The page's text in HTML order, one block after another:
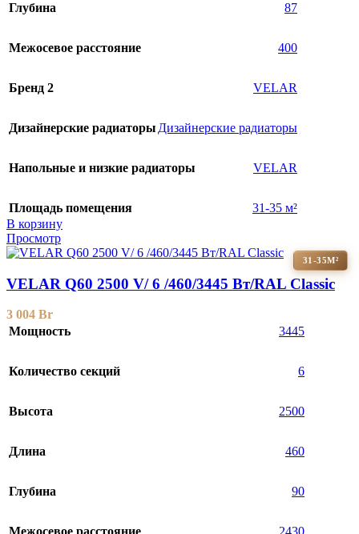
Глубина 87
Межосевое расстояние 400
Бренд 2 VELAR
Дизайнерские радиаторы Дизайнерские радиаторы
Напольные и низкие радиаторы VELAR
Площадь помещения
31-35 м²
В корзину
Просмотр
31-35М²
VELAR Q60 2500 V/ 6 /460/3445 Вт/RAL Classic
3 004 Br
Мощность
3445
Количество секций 6
Высота 2500
Длина 460
Глубина 90